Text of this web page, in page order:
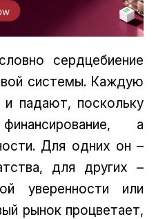
сердцебиение
системы. Каждую
падают, поскольку
а
Для одних он –
для других –
уверенности или
рынок процветает,